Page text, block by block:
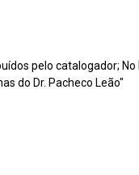
pelo catalogador; No
do Dr. Pacheco Leão"